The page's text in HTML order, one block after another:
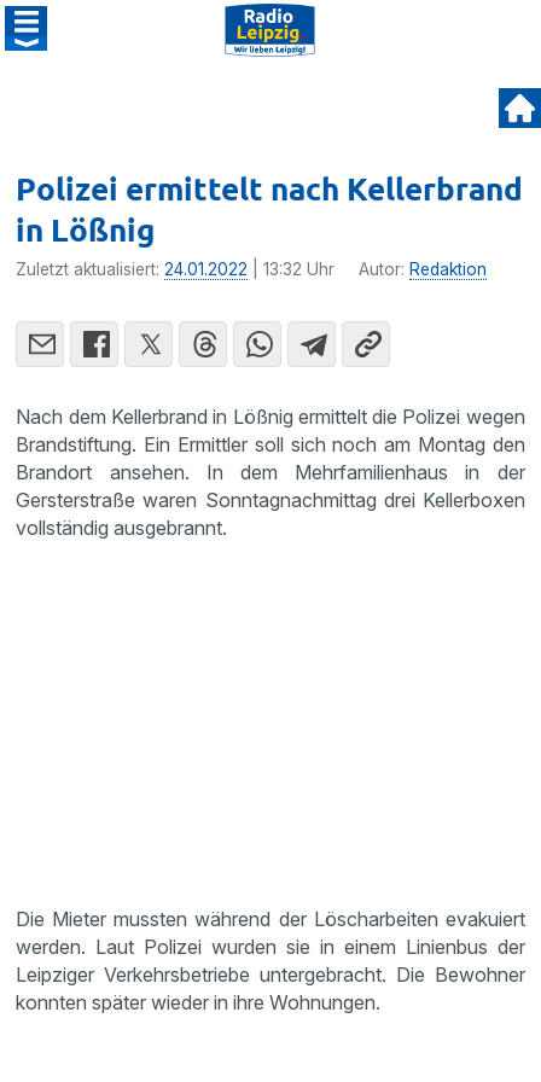
Polizei ermittelt nach Kellerbrand
in Lößnig
Zuletzt aktualisiert:24.01.2022 | 13:32 Uhr Autor: Redaktion
Nach dem Kellerbrand in Lößnig ermittelt die Polizei wegen
Brandstiftung. Ein Ermittler soll sich noch am Montag den
Brandort ansehen. In dem Mehrfamilienhaus in der
Gersterstraße waren Sonntagnachmittag drei Kellerboxen
vollständig ausgebrannt.
Die Mieter mussten während der Löscharbeiten evakuiert
werden. Laut Polizei wurden sie in einem Linienbus der
Leipziger Verkehrsbetriebe untergebracht. Die Bewohner
konnten später wieder in ihre Wohnungen.